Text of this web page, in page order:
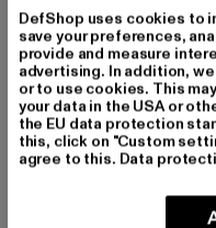
GRÖSSE &
PFLEGEHINWEISE
LIEFERUNG &
DefShop uses cookies to
save your preferences,
provide and measure
advertising. In addition,
or to use cookies. This
your data in the USA or
the EU data protection
this, click on "Custom
agree to this. Data